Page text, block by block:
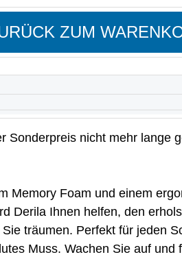
ZUM
Sonderpreis nicht mehr lange
Memory Foam und einem
Derila Ihnen helfen, den
träumen. Perfekt für jeden
Muss. Wachen Sie auf und